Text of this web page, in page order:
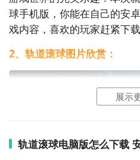
过解谜和寻找线索来找到隐
奋的探险之旅。
10. 《机智小猴》- 这是一款
帮助机智的小猴子解决各种
球手机版，你能在自己的安
戏内容，喜欢的玩家赶紧下载
2、轨道滚球图片欣赏：
展示
轨道滚球电脑版怎么下载